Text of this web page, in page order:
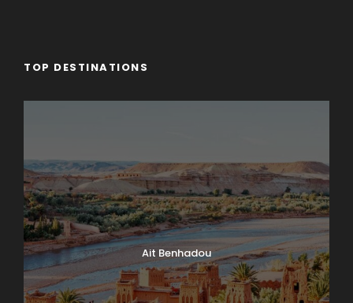
TOP DESTINATIONS
Ait Benhadou